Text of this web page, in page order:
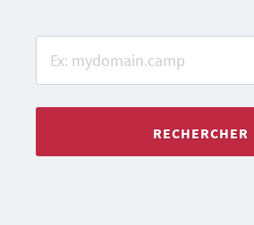
RECHERCHER